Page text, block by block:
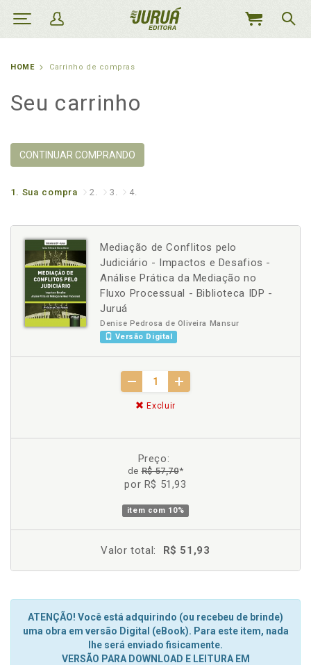
MEU
HOME Carrinho de compras
Seu carrinho
CONTINUAR COMPRANDO
1. Sua compra 2. 3. 4.
Mediação de Conflitos pelo
Judiciário - Impactos e Desafios -
Análise Prática da Mediação no
Fluxo Processual - Biblioteca IDP -
Juruá
Denise Pedrosa de Oliveira Mansur
Versão Digital
Excluir
Preço:
deR$ 57,70*
por R$ 51,93
item com 10%
Valor total: R$ 51,93
ATENÇÃO! Você está adquirindo (ou recebeu de brinde)
uma obra em versão Digital (eBook). Para este item, nada
lhe será enviado fisicamente.
VERSÃO PARA DOWNLOAD E LEITURA EM